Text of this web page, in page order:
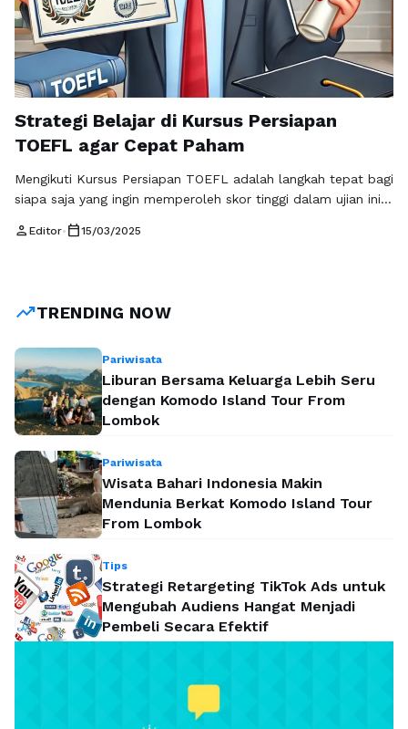
Strategi Belajar di Kursus Persiapan
TOEFL agar Cepat Paham
Mengikuti Kursus Persiapan TOEFL adalah langkah tepat bagi
siapa saja yang ingin memperoleh skor tinggi dalam ujian ini.
belajar yang efektif. Anda perlu pendekatan yang tepat agar
person Editor• calendar_today15/03/2025
trending_upTRENDING NOW
Pariwisata
Liburan Bersama Keluarga Lebih Seru
dengan Komodo Island Tour From
Lombok
Pariwisata
Wisata Bahari Indonesia Makin
Mendunia Berkat Komodo Island Tour
From Lombok
Tips
Strategi Retargeting TikTok Ads untuk
Mengubah Audiens Hangat Menjadi
Pembeli Secara Efektif